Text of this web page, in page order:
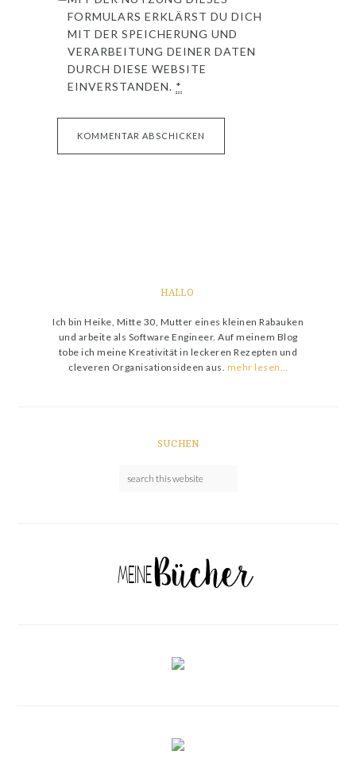
FORMULARS ERKLÄRST DU DICH
MIT DER SPEICHERUNG UND
VERARBEITUNG DEINER DATEN
DURCH DIESE WEBSITE
EINVERSTANDEN. *
HALLO
Ich bin Heike, Mitte 30, Mutter eines kleinen Rabauken
und arbeite als Software Engineer. Auf meinem Blog
tobe ich meine Kreativität in leckeren Rezepten und
cleveren Organisationsideen aus. mehr lesen…
SUCHEN